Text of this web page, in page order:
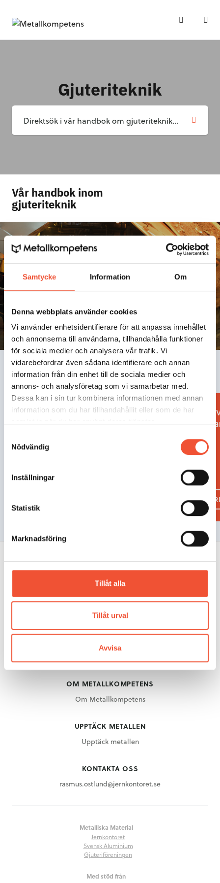
Samtycke Information Om
Denna webbplats använder cookies
Vi använder enhetsidentifierare för att anpassa innehållet
och annonserna till användarna, tillhandahålla funktioner
för sociala medier och analysera vår trafik. Vi
vidarebefordrar även sådana identifierare och annan
information från din enhet till de sociala medier och
annons- och analysföretag som vi samarbetar med.
Dessa kan i sin tur kombinera informationen med annan
information som du har tillhandahållit eller som de har
Nödvändig
Inställningar
Statistik
Marknadsföring
Tillåt alla
Tillåt urval
Avvisa
Gjuteriteknik
Vår handbok inom
gjuteriteknik
Gjuterihandboken
Mest lästa
6.17Kvalitetsstyrning 6.12
METALLKUNSKAP
Aluminium
Gjuteriteknik
Stål
Mässing
Metallarkivet
OM METALLKOMPETENS
Om Metallkompetens
UPPTÄCK METALLEN
Upptäck metallen
KONTAKTA OSS
rasmus.ostlund@jernkontoret.se
Metalliska Material
Jernkontoret
Svensk Aluminium
Gjuteriföreningen
Med stöd från